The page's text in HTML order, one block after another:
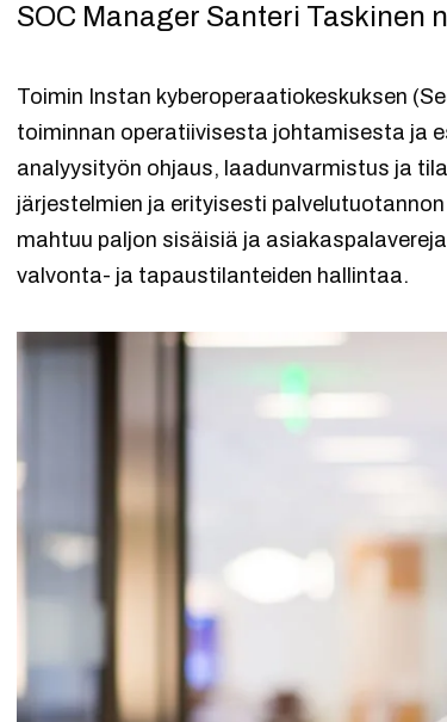
SOC Manager Santeri Taskinen
Toimin Instan kyberoperaatiokeskuksen
toiminnan operatiivisesta johtamisesta ja
analyysityön ohjaus, laadunvarmistus ja
järjestelmien ja erityisesti
mahtuu paljon sisäisiä ja
valvonta- ja tapaustilanteiden hallintaa.